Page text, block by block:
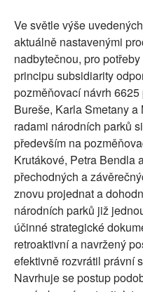
Ve světle výše
aktuálně nastavenými
nadbytečnou, pro
principu subsidiarity
pozměňovací návrh
Bureše, Karla Smetany
radami národních parků
především na
Krutákové, Petra Bendla
přechodných a
znovu projednat a
národních parků již
účinné strategické
retroaktivní a navržený
efektivně rozvrátil právní
Navrhuje se postup